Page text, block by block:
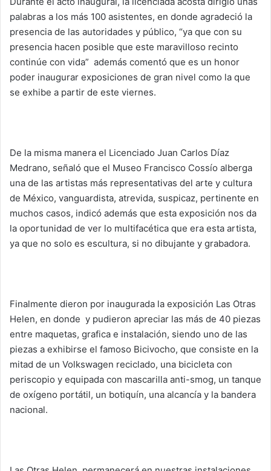
palabras a los más 100 asistentes, en donde agradeció la
presencia de las autoridades y público, “ya que con su
presencia hacen posible que este maravilloso recinto
continúe con vida” además comentó que es un honor
poder inaugurar exposiciones de gran nivel como la que
se exhibe a partir de este viernes.
De la misma manera el Licenciado Juan Carlos Díaz
Medrano, señaló que el Museo Francisco Cossío alberga
una de las artistas más representativas del arte y cultura
de México, vanguardista, atrevida, suspicaz, pertinente en
muchos casos, indicó además que esta exposición nos da
la oportunidad de ver lo multifacética que era esta artista,
ya que no solo es escultura, si no dibujante y grabadora.
Finalmente dieron por inaugurada la exposición Las Otras
Helen, en donde y pudieron apreciar las más de 40 piezas
entre maquetas, grafica e instalación, siendo uno de las
piezas a exhibirse el famoso Bicivocho, que consiste en la
mitad de un Volkswagen reciclado, una bicicleta con
periscopio y equipada con mascarilla anti-smog, un tanque
de oxígeno portátil, un botiquín, una alcancía y la bandera
nacional.